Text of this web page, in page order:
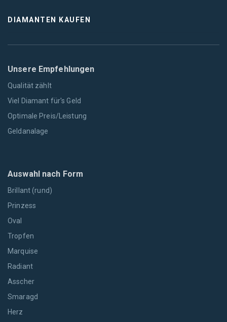
DIAMANTEN KAUFEN
Unsere Empfehlungen
Qualität zählt
Viel Diamant für's Geld
Optimale Preis/Leistung
Geldanalage
Auswahl nach Form
Brillant (rund)
Prinzess
Oval
Tropfen
Marquise
Radiant
Asscher
Smaragd
Herz